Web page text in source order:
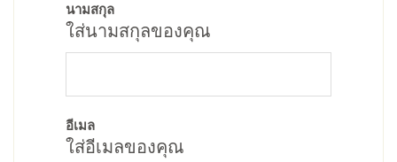
นามสกุล
ใส่นามสกุลของคุณ
อีเมล
ใส่อีเมลของคุณ